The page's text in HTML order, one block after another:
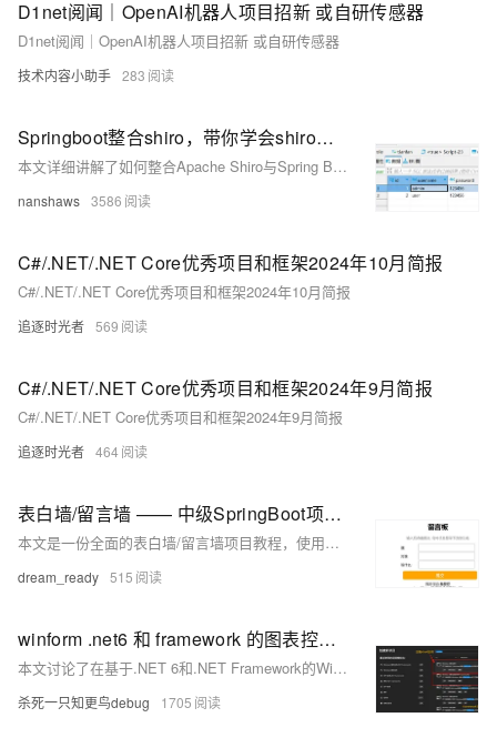
D1net阅闻｜OpenAI机器人项目招新 或自研传感器
D1net阅闻｜OpenAI机器人项目招新 或自研传感器
技术内容小助手 283
Springboot整合shiro，带你学会shiro，入门级别教程，由浅入深，完整代码案例，各位项目想加这个模块的人也可以看这个，又或者不会mybatis-plus的也可以看这个
本文详细讲解了如何整合Apache Shiro与Spring Boot项目，包括数据库准备、项目配置、实体类、Mapper、Service、Controller的创建和配置，以及Shiro的配置和使用。
nanshaws 3586
C#/.NET/.NET Core优秀项目和框架2024年10月简报
C#/.NET/.NET Core优秀项目和框架2024年10月简报
追逐时光者 569
C#/.NET/.NET Core优秀项目和框架2024年9月简报
C#/.NET/.NET Core优秀项目和框架2024年9月简报
追逐时光者 464
表白墙/留言墙 —— 中级SpringBoot项目，MyBatis技术栈MySQL数据库开发，练手项目前后端开发(带完整源码) 全方位全步骤手把手教学
本文是一份全面的表白墙/留言墙项目教程，使用SpringBoot + MyBatis技术栈和MySQL数据库开发，涵盖了项目前后端开发、数据库配置、代码实现和运行的详细步骤。
dream_ready 515
winform .net6 和 framework 的图表控件，为啥项目中不存在chart控件，该如何解决？
本文讨论了在基于.NET 6和.NET Framework的WinForms项目中添加图表控件的不同方法。由于.NET 6的WinForms项目默认不包含Chart控件，可以通过NuGet包管理器安装如ScottPlot等图表插件。而对于基于.NET Framework的WinForms项目，Chart控件是默认存在的，也可以通过NuGet安装额外的图表插件，例如LiveCharts。文中提供了通过NuGet添加图表控件的步骤和截图说明。
杀死一只知更鸟debug 1705